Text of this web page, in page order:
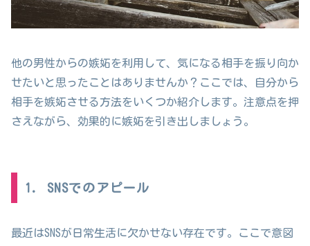
他の男性からの嫉妬を利用して、気になる相手を振り向か
せたいと思ったことはありませんか？ここでは、自分から
相手を嫉妬させる方法をいくつか紹介します。注意点を押
さえながら、効果的に嫉妬を引き出しましょう。
1. SNSでのアピール
最近はSNSが日常生活に欠かせない存在です。ここで意図